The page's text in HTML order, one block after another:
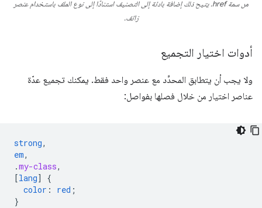
من سمة href. يتيح ذلك إضافة بادئة إلى التصنيف استنادًا إلى نوع الملف باستخدام عنصر
زائف.
أدوات اختيار التجميع
ولا يجب أن يتطابق المحدِّد مع عنصر واحد فقط. يمكنك تجميع عدّة
عناصر اختيار من خلال فصلها بفواصل:
strong,
em,
.my-class,
[lang]
{
color : red ;
}